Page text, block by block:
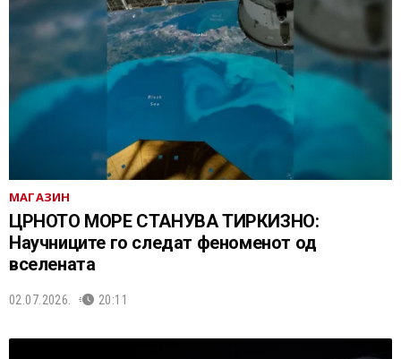
МАГАЗИН
ЦРНОТО МОРЕ СТАНУВА ТИРКИЗНО:
Научниците го следат феноменот од
вселената
02.07.2026. 20:11